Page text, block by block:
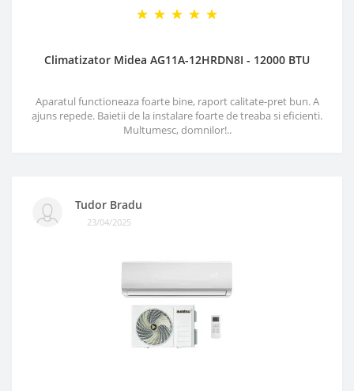
Climatizator Midea AG11A-12HRDN8I - 12000 BTU
Aparatul functioneaza foarte bine, raport calitate-pret bun. A
ajuns repede. Baietii de la instalare foarte de treaba si eficienti.
Multumesc, domnilor!..
Tudor Bradu
23/04/2025